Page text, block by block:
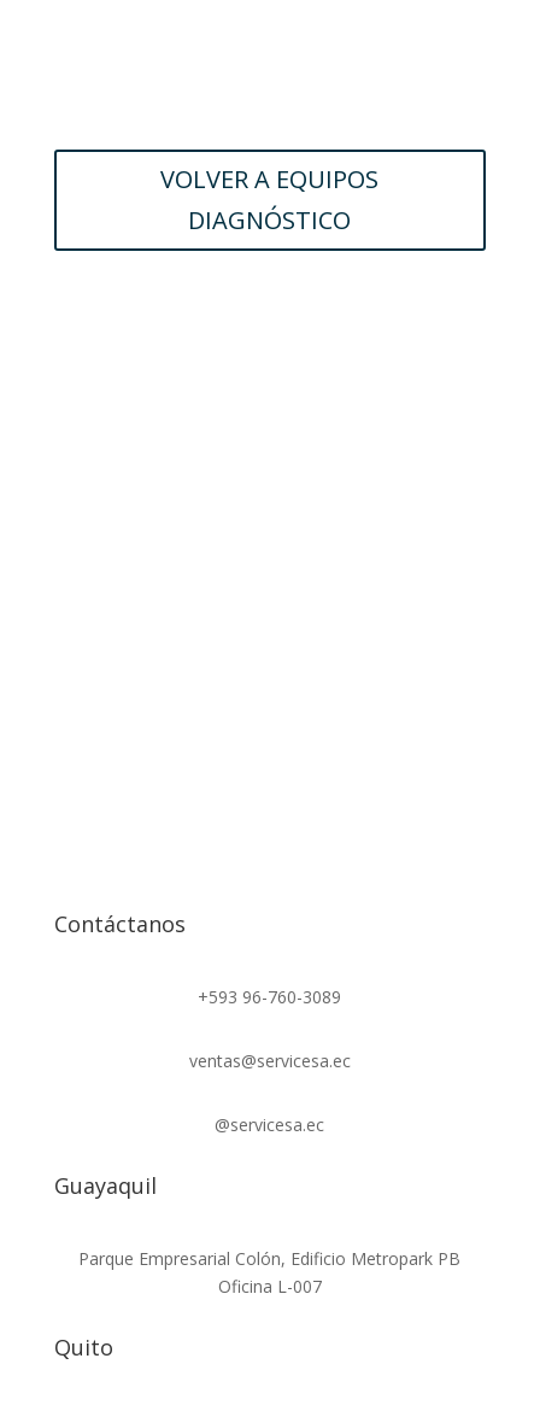
VOLVER A EQUIPOS
DIAGNÓSTICO
Contáctanos
+593 96-760-3089
ventas@servicesa.ec
@servicesa.ec
Guayaquil
Parque Empresarial Colón, Edificio Metropark PB
Oficina L-007
Quito